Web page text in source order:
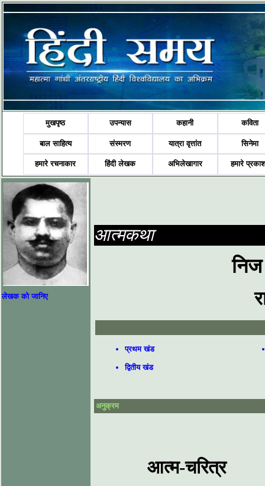
मुखपृष्ठ उपन्यास कहानी कविता
बाल साहित्य संस्मरण यात्रा वृत्तांत सिनेमा
हमारे रचनाकार हिंदी लेखक अभिलेखागार हमारे
लेखक को जानिए
आत्मकथा
प्रथम खंड
द्वितीय खंड
अनुक्रम
आत्म-चरित्र